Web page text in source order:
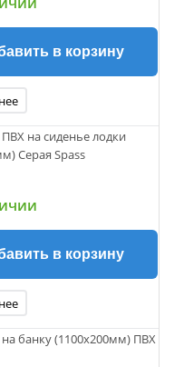
в корзину
на сиденье лодки
Серая Spass
в корзину
банку (1100х200мм) ПВХ